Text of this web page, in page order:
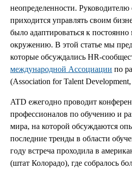
неопределенности.
приходится управлять своим
было адаптироваться к
окружению. В этой статье мы
которые обсуждались HR-
международной Ассоциации по
(Association for Talent
ATD ежегодно проводит
профессионалов по обучению и
мира, на которой обсуждаются
последние тренды в области
году встреча проходила в
(штат Колорадо), где собралось